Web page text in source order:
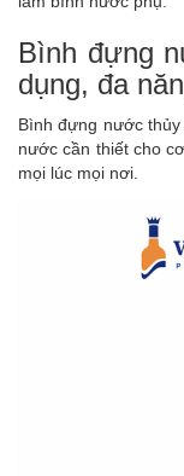
Bình đựng
dụng, đa
Bình đựng nước
nước cần thiết cho
mọi lúc mọi nơi.